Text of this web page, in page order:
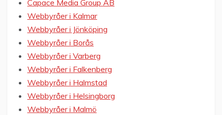
Capace Media Group AB
Webbyråer i Kalmar
Webbyråer i Jönköping
Webbyråer i Borås
Webbyråer i Varberg
Webbyråer i Falkenberg
Webbyråer i Halmstad
Webbyråer i Helsingborg
Webbyråer i Malmö